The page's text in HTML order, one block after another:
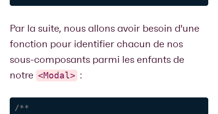
Par la suite, nous allons avoir besoin d'une
fonction pour identifier chacun de nos
sous-composants parmi les enfants de
notre <Modal> :
/**